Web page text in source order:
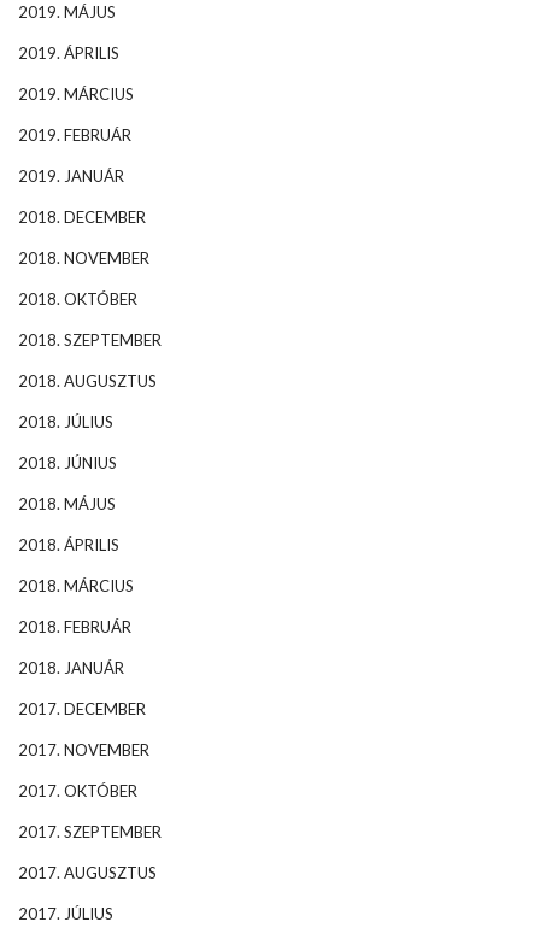
2019. MÁJUS
2019. ÁPRILIS
2019. MÁRCIUS
2019. FEBRUÁR
2019. JANUÁR
2018. DECEMBER
2018. NOVEMBER
2018. OKTÓBER
2018. SZEPTEMBER
2018. AUGUSZTUS
2018. JÚLIUS
2018. JÚNIUS
2018. MÁJUS
2018. ÁPRILIS
2018. MÁRCIUS
2018. FEBRUÁR
2018. JANUÁR
2017. DECEMBER
2017. NOVEMBER
2017. OKTÓBER
2017. SZEPTEMBER
2017. AUGUSZTUS
2017. JÚLIUS